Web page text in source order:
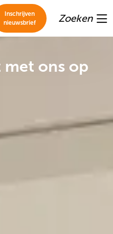
Inschrijven
nieuwsbrief
Zoeken
met ons op